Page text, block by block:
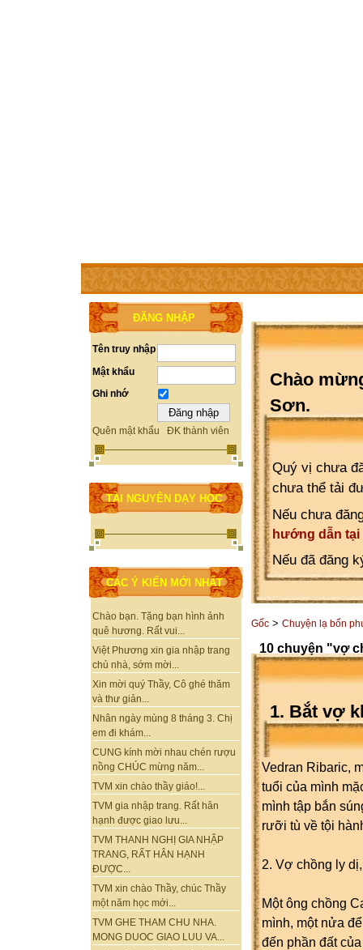
TRANG CHỦ THÀNH VIÊN TRỢ GIÚP WEBSITE
ĐĂNG NHẬP
Tên truy nhập
Mật khẩu
Ghi nhớ
Quên mật khẩu ĐK thành viên
TÀI NGUYÊN DẠY HỌC
CÁC Ý KIẾN MỚI NHẤT
Chào bạn. Tặng bạn hình ảnh
quê hương. Rất vui...
Việt Phương xin gia nhập trang
chủ nhà, sớm mời...
Xin mời quý Thầy, Cô ghé thăm
và thư giản...
Nhân ngày mùng 8 tháng 3. Chị
em đi khám...
CUNG kính mời nhau chén rượu
nồng CHÚC mừng năm...
TVM xin chào thầy giáo!...
TVM gia nhập trang. Rất hân
hạnh được giao lưu...
TVM THANH NGHỊ GIA NHẬP
TRANG, RẤT HÂN HẠNH
ĐƯỢC...
TVM xin chào Thầy, chúc Thầy
một năm học mới...
TVM GHE THAM CHU NHA.
MONG DUOC GIAO LUU VA...
Chào
Sơn.
Quý vị chưa
chưa thể tải
Nếu chưa
hướng dẫn tại
Nếu đã đăng
Gốc > Chuyện lạ bốn
10 chuyện "vợ
1. Bắt vợ
Vedran Ribaric,
tuổi của mình
mình tập bắn
rưỡi tù về tội
2. Vợ chồng ly
Một ông chồng
mình, một nửa
đến phần đất